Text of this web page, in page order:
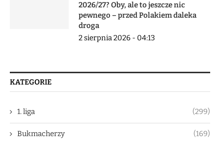
2026/27? Oby, ale to jeszcze nic
pewnego – przed Polakiem daleka
droga
2 sierpnia 2026 - 04:13
KATEGORIE
1. liga (299)
Bukmacherzy (169)